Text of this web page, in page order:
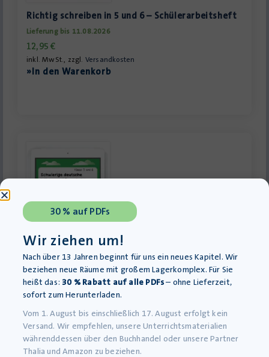
Richtig schreiben in 5 und 6 – Schülerarbeitsheft
Lieferung bis 11.08.2026
12,95€
inkl. MwSt., zzgl. Versandkosten
»In den Warenkorb
Schwierige deutsche Wörter und Fremdwörter –
Arbeitsblätter mit Lösungen
Download-Produkt
5,99€
inkl. MwSt., zzgl.Versandkosten
»In den Warenkorb
30 % auf PDFs
Wir ziehen um!
Nach über 13 Jahren beginnt für uns ein neues Kapitel. Wir
beziehen neue Räume mit großem Lagerkomplex. Für Sie
heißt das: 30 % Rabatt auf alle PDFs– ohne Lieferzeit,
sofort zum Herunterladen.
Vom 1. August bis einschließlich 17. August erfolgt kein
Versand. Wir empfehlen, unsere Unterrichtsmaterialien
währenddessen über den Buchhandel oder unsere Partner
Thalia und Amazon zu beziehen.